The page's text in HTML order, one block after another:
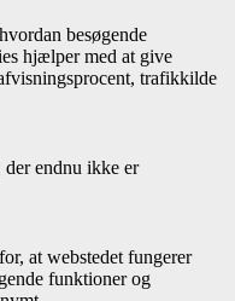
besøgende
hjælper med at give
trafikkilde
der endnu ikke er
at webstedet fungerer
funktioner og